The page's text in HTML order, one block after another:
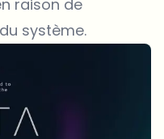
raison de
système.